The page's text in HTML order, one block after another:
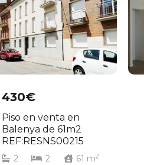
430€
Piso en venta en
Balenya de 61m2
REF:RESNS00215
2 2 61 m2